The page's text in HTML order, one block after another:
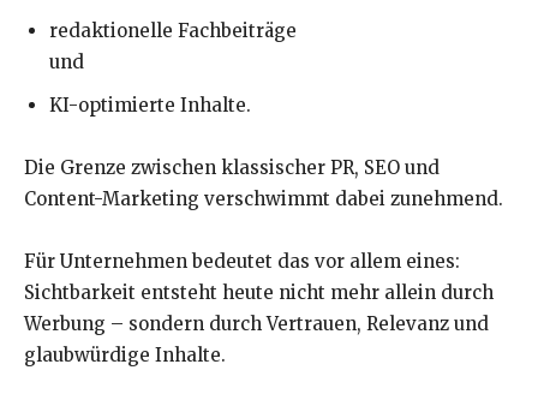
redaktionelle Fachbeiträge
und
KI-optimierte Inhalte.
Die Grenze zwischen klassischer PR, SEO und
Content-Marketing verschwimmt dabei zunehmend.
Für Unternehmen bedeutet das vor allem eines:
Sichtbarkeit entsteht heute nicht mehr allein durch
Werbung – sondern durch Vertrauen, Relevanz und
glaubwürdige Inhalte.